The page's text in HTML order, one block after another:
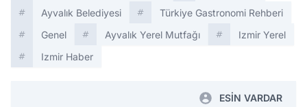
Ayvalık Belediyesi
Türkiye Gastronomi Rehberi
Genel
Ayvalık Yerel Mutfağı
Izmir Yerel
Izmir Haber
ESİN VARDAR